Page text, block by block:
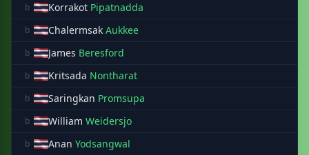
b Korrakot Pipatnadda
b Chalermsak Aukkee
b James Beresford
b Kritsada Nontharat
b Saringkan Promsupa
b William Weidersjo
b Anan Yodsangwal